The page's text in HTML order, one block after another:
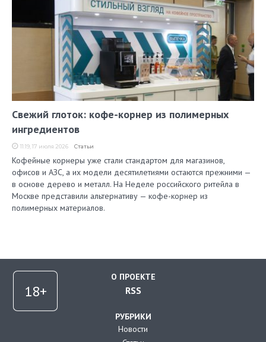
Свежий глоток: кофе-корнер из полимерных
ингредиентов
11:19, 17 июля 2026 Статьи
Кофейные корнеры уже стали стандартом для магазинов,
офисов и АЗС, а их модели десятилетиями остаются прежними —
в основе дерево и металл. На Неделе российского ритейла в
Москве представили альтернативу — кофе-корнер из
полимерных материалов.
О ПРОЕКТЕ
RSS
РУБРИКИ
Новости